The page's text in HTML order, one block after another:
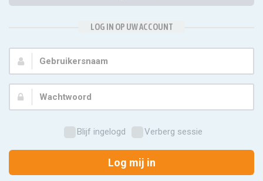
LOG IN OP UW ACCOUNT
Gebruikersnaam:
Wachtwoord:
Blijf ingelogd Verberg sessie
Log mij in